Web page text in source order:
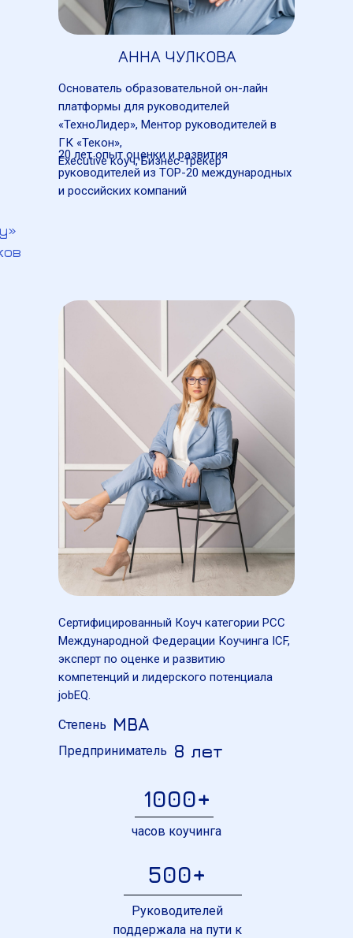
1000+
часов коучинга
500+
Руководителей
поддержала на пути к
АННА ЧУЛКОВА
Основатель образовательной он-лайн
платформы для руководителей
«ТехноЛидер», Ментор руководителей в
ГК «Текон»,
Executive коуч, Бизнес-трекер
20 лет опыт оценки и развития
руководителей из TOP-20 международных
и российских компаний
Сертифицированный Коуч категории PCC
Международной Федерации Коучинга ICF,
эксперт по оценке и развитию
компетенций и лидерского потенциала
jobEQ.
Степень
Предприниматель
MBA
8 лет